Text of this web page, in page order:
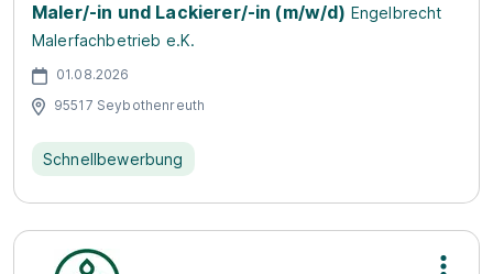
Maler/-in und Lackierer/-in (m/w/d) Engelbrecht
Malerfachbetrieb e.K.
01.08.2026
95517 Seybothenreuth
Schnellbewerbung